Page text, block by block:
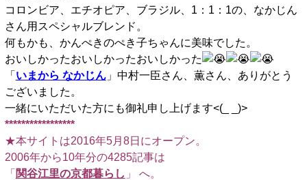
コロンビア、エチオピア、ブラジル、1：1：1の、なかじん
さん用スペシャルブレンド。
何もかも、かんぺきのぺき子ちゃんに美味でした。
おいしかったおいしかったおいしかった
「 いまから なかじん」中村一臣さん、薫さん、ありがとう
ございました。
一緒にいただいた方にも御礼申し上げます<(_ _)>
*****************
★本サイトは2016年5月8日にオープン。
2006年から10年分の4285記事は
「 関谷江里の京都暮らし 」 へ。